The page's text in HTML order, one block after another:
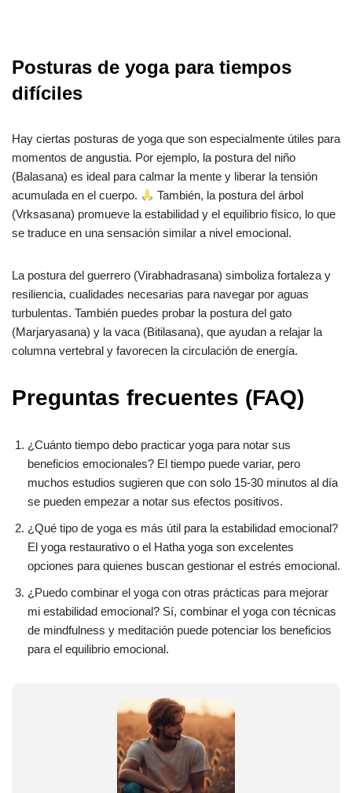
Posturas de yoga para tiempos
difíciles
Hay ciertas posturas de yoga que son especialmente útiles para
momentos de angustia. Por ejemplo, la postura del niño
(Balasana) es ideal para calmar la mente y liberar la tensión
acumulada en el cuerpo.
También, la postura del árbol
(Vrksasana) promueve la estabilidad y el equilibrio físico, lo que
se traduce en una sensación similar a nivel emocional.
La postura del guerrero (Virabhadrasana) simboliza fortaleza y
resiliencia, cualidades necesarias para navegar por aguas
turbulentas. También puedes probar la postura del gato
(Marjaryasana) y la vaca (Bitilasana), que ayudan a relajar la
columna vertebral y favorecen la circulación de energía.
Preguntas frecuentes (FAQ)
¿Cuánto tiempo debo practicar yoga para notar sus
beneficios emocionales? El tiempo puede variar, pero
muchos estudios sugieren que con solo 15-30 minutos al día
se pueden empezar a notar sus efectos positivos.
¿Qué tipo de yoga es más útil para la estabilidad emocional?
El yoga restaurativo o el Hatha yoga son excelentes
opciones para quienes buscan gestionar el estrés emocional.
¿Puedo combinar el yoga con otras prácticas para mejorar
mi estabilidad emocional? Sí, combinar el yoga con técnicas
de mindfulness y meditación puede potenciar los beneficios
para el equilibrio emocional.